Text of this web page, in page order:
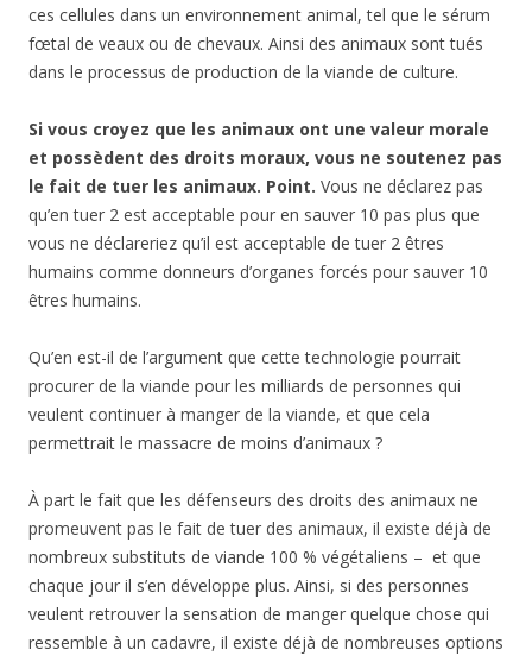
ces cellules dans un environnement animal, tel que le sérum
fœtal de veaux ou de chevaux. Ainsi des animaux sont tués
dans le processus de production de la viande de culture.
Si vous croyez que les animaux ont une valeur morale
et possèdent des droits moraux, vous ne soutenez pas
le fait de tuer les animaux. Point. Vous ne déclarez pas
qu’en tuer 2 est acceptable pour en sauver 10 pas plus que
vous ne déclareriez qu’il est acceptable de tuer 2 êtres
humains comme donneurs d’organes forcés pour sauver 10
êtres humains.
Qu’en est-il de l’argument que cette technologie pourrait
procurer de la viande pour les milliards de personnes qui
veulent continuer à manger de la viande, et que cela
permettrait le massacre de moins d’animaux ?
À part le fait que les défenseurs des droits des animaux ne
promeuvent pas le fait de tuer des animaux, il existe déjà de
nombreux substituts de viande 100 % végétaliens – et que
chaque jour il s’en développe plus. Ainsi, si des personnes
veulent retrouver la sensation de manger quelque chose qui
ressemble à un cadavre, il existe déjà de nombreuses options